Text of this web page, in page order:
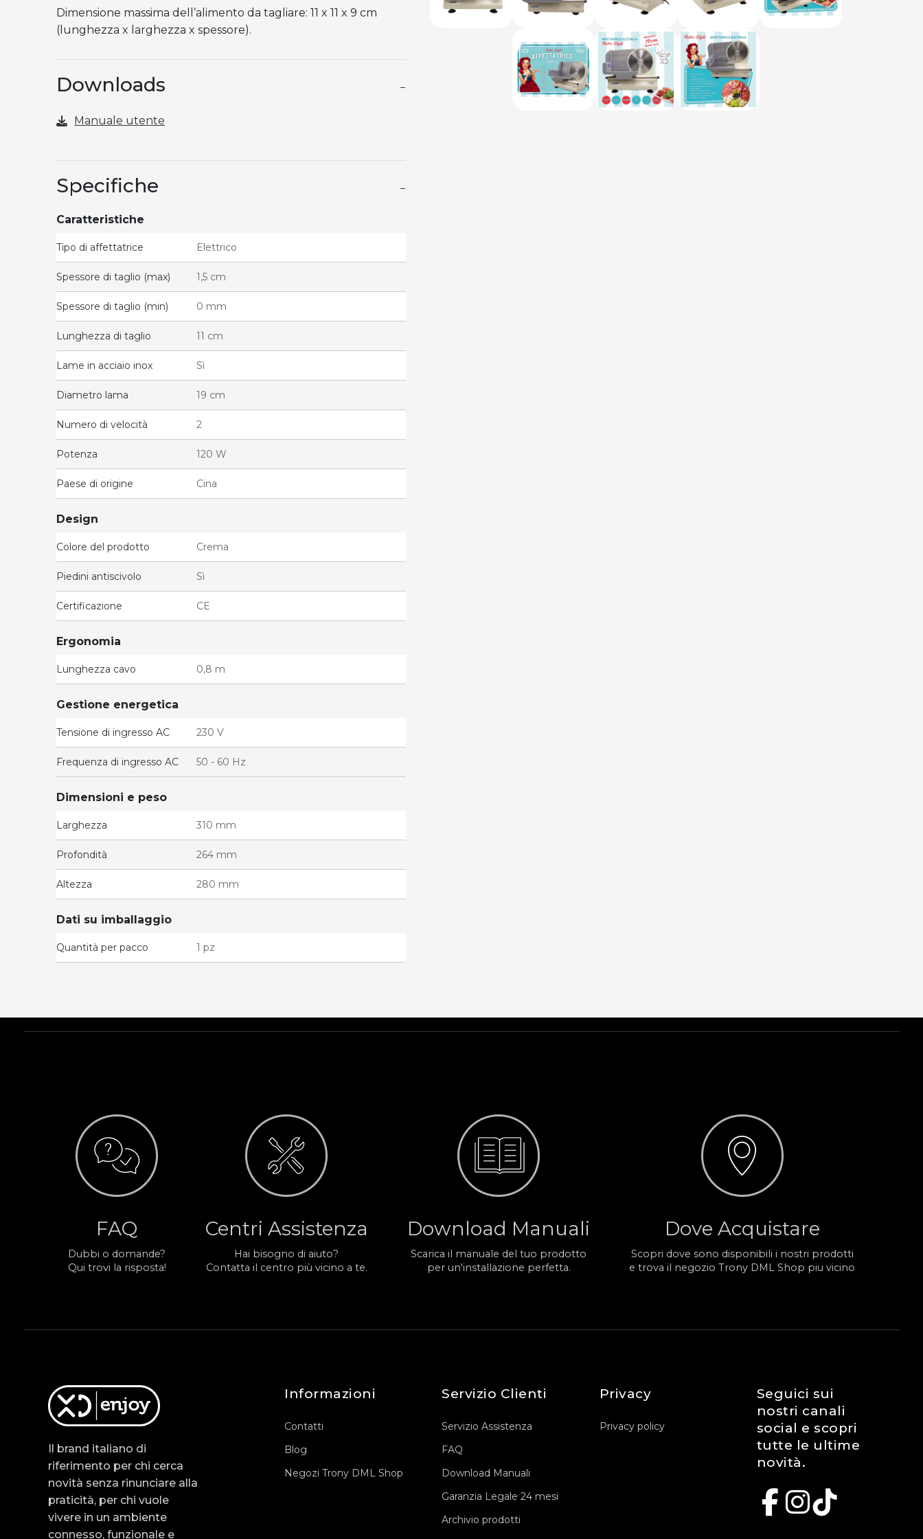
Dimensione massima dell’alimento da tagliare: 11 x 11 x 9 cm
(lunghezza x larghezza x spessore).
Downloads −
Manuale utente
Specifiche −
Caratteristiche
Tipo di affettatrice Elettrico
Spessore di taglio (max) 1,5 cm
Spessore di taglio (min) 0 mm
Lunghezza di taglio 11 cm
Lame in acciaio inox Sì
Diametro lama 19 cm
Numero di velocità 2
Potenza 120 W
Paese di origine Cina
Design
Colore del prodotto Crema
Piedini antiscivolo Sì
Certificazione CE
Ergonomia
Lunghezza cavo 0,8 m
Gestione energetica
Tensione di ingresso AC 230 V
Frequenza di ingresso AC 50 - 60 Hz
Dimensioni e peso
Larghezza 310 mm
Profondità 264 mm
Altezza 280 mm
Dati su imballaggio
Quantità per pacco 1 pz
FAQ
Dubbi o domande?
Qui trovi la risposta!
Centri Assistenza
Hai bisogno di aiuto?
Contatta il centro più vicino a te.
Download Manuali
Scarica il manuale del tuo prodotto
per un'installazione perfetta.
Dove Acquistare
Scopri dove sono disponibili i nostri prodotti
e trova il negozio Trony DML Shop piu vicino
Il brand italiano di
riferimento per chi cerca
novità senza rinunciare alla
praticità, per chi vuole
vivere in un ambiente
connesso, funzionale e
Informazioni
Contatti
Blog
Negozi Trony DML Shop
Servizio Clienti
Servizio Assistenza
FAQ
Download Manuali
Garanzia Legale 24 mesi
Archivio prodotti
Privacy
Privacy policy
Seguici sui
nostri canali
social e scopri
tutte le ultime
novità.